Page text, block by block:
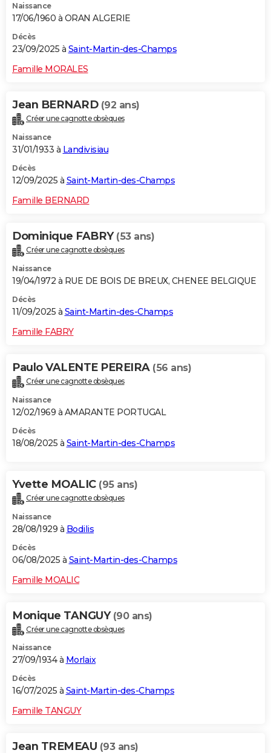
Naissance
17/06/1960 à ORAN ALGERIE
Décès
23/09/2025 à Saint-Martin-des-Champs
Famille MORALES
Jean BERNARD (92 ans)
Créer une cagnotte obsèques
Naissance
31/01/1933 à Landivisiau
Décès
12/09/2025 à Saint-Martin-des-Champs
Famille BERNARD
Dominique FABRY (53 ans)
Créer une cagnotte obsèques
Naissance
19/04/1972 à RUE DE BOIS DE BREUX, CHENEE BELGIQUE
Décès
11/09/2025 à Saint-Martin-des-Champs
Famille FABRY
Paulo VALENTE PEREIRA (56 ans)
Créer une cagnotte obsèques
Naissance
12/02/1969 à AMARANTE PORTUGAL
Décès
18/08/2025 à Saint-Martin-des-Champs
Yvette MOALIC (95 ans)
Créer une cagnotte obsèques
Naissance
28/08/1929 à Bodilis
Décès
06/08/2025 à Saint-Martin-des-Champs
Famille MOALIC
Monique TANGUY (90 ans)
Créer une cagnotte obsèques
Naissance
27/09/1934 à Morlaix
Décès
16/07/2025 à Saint-Martin-des-Champs
Famille TANGUY
Jean TREMEAU (93 ans)